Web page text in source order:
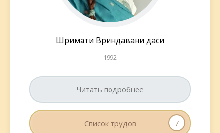
Шримати Вриндавани даси
1992
Читать подробнее
Список трудов 7